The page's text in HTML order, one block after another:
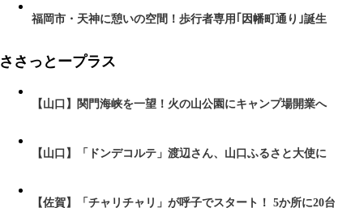
福岡市・天神に憩いの空間！歩行者専用｢因幡町通り｣誕生
ささっとープラス
【山口】関門海峡を一望！火の山公園にキャンプ場開業へ
【山口】「ドンデコルテ」渡辺さん、山口ふるさと大使に
【佐賀】「チャリチャリ」が呼子でスタート！ 5か所に20台